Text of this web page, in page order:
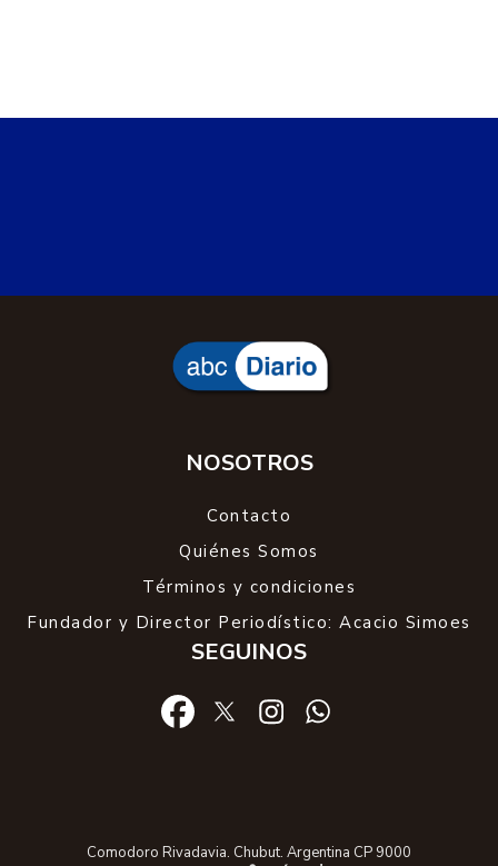
NOSOTROS
Contacto
Quiénes Somos
Términos y condiciones
Fundador y Director Periodístico: Acacio Simoes
SEGUINOS
Comodoro Rivadavia. Chubut. Argentina CP 9000